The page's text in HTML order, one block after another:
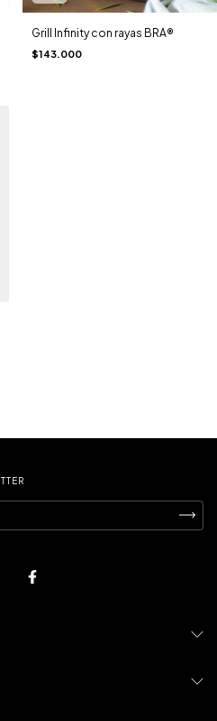
Grill Infinity con rayas BRA®
$143.000